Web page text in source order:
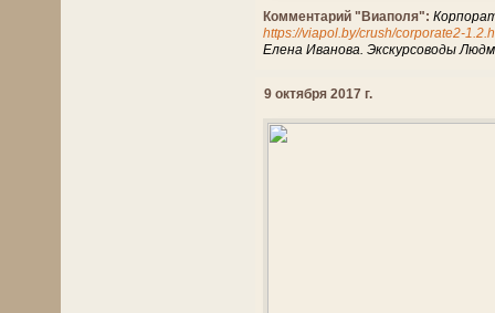
Комментарий "Виаполя":
https://viapol.by/crush/corporate2-
Елена Иванова. Экскурсоводы
9 октября 2017 г.